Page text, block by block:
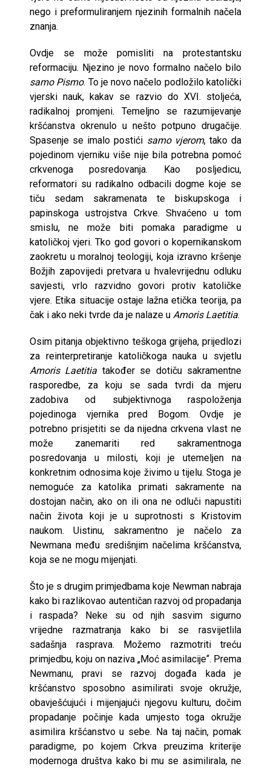
nego i preformuliranjem njezinih formalnih načela
znanja.
Ovdje se može pomisliti na protestantsku
reformaciju. Njezino je novo formalno načelo bilo
samo Pismo. To je novo načelo podložilo katolički
vjerski nauk, kakav se razvio do XVI. stoljeća,
radikalnoj promjeni. Temeljno se razumijevanje
kršćanstva okrenulo u nešto potpuno drugačije.
Spasenje se imalo postići samo vjerom, tako da
pojedinom vjerniku više nije bila potrebna pomoć
crkvenoga posredovanja. Kao posljedicu,
reformatori su radikalno odbacili dogme koje se
tiču sedam sakramenata te biskupskoga i
papinskoga ustrojstva Crkve. Shvaćeno u tom
smislu, ne može biti pomaka paradigme u
katoličkoj vjeri. Tko god govori o kopernikanskom
zaokretu u moralnoj teologiji, koja izravno kršenje
Božjih zapovijedi pretvara u hvalevrijednu odluku
savjesti, vrlo razvidno govori protiv katoličke
vjere. Etika situacije ostaje lažna etička teorija, pa
čak i ako neki tvrde da je nalaze u Amoris Laetitia.
Osim pitanja objektivno teškoga grijeha, prijedlozi
za reinterpretiranje katoličkoga nauka u svjetlu
Amoris Laetitia također se dotiču sakramentne
rasporedbe, za koju se sada tvrdi da mjeru
zadobiva od subjektivnoga raspoloženja
pojedinoga vjernika pred Bogom. Ovdje je
potrebno prisjetiti se da nijedna crkvena vlast ne
može zanemariti red sakramentnoga
posredovanja u milosti, koji je utemeljen na
konkretnim odnosima koje živimo u tijelu. Stoga je
nemoguće za katolika primati sakramente na
dostojan način, ako on ili ona ne odluči napustiti
način života koji je u suprotnosti s Kristovim
naukom. Uistinu, sakramentno je načelo za
Newmana među središnjim načelima kršćanstva,
koja se ne mogu mijenjati.
Što je s drugim primjedbama koje Newman nabraja
kako bi razlikovao autentičan razvoj od propadanja
i raspada? Neke su od njih sasvim sigurno
vrijedne razmatranja kako bi se rasvijetlila
sadašnja rasprava. Možemo razmotriti treću
primjedbu, koju on naziva „Moć asimilacije“. Prema
Newmanu, pravi se razvoj događa kada je
kršćanstvo sposobno asimilirati svoje okružje,
obavješćujući i mijenjajući njegovu kulturu, dočim
propadanje počinje kada umjesto toga okružje
asimilira kršćanstvo u sebe. Na taj način, pomak
paradigme, po kojem Crkva preuzima kriterije
modernoga društva kako bi mu se asimilirala, ne